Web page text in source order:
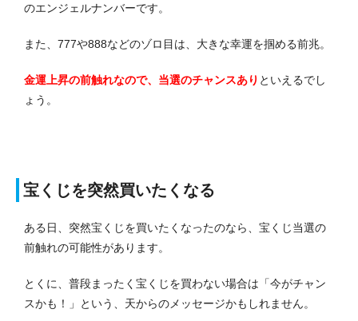
のエンジェルナンバーです。
また、777や888などのゾロ目は、大きな幸運を掴める前兆。
金運上昇の前触れなので、当選のチャンスあり といえるでし
ょう。
宝くじを突然買いたくなる
ある日、突然宝くじを買いたくなったのなら、宝くじ当選の
前触れの可能性があります。
とくに、普段まったく宝くじを買わない場合は「今がチャン
スかも！」という、天からのメッセージかもしれません。